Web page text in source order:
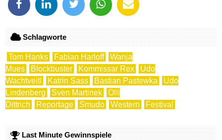
Schlagworte
Tom Hanks Fabian Harloff
Wanja
Mues
Blockbuster Kommissar Rex
Udo
Wachtveitl
Katrin Sass Bastian Pastewka
Udo
Lindenberg
Sven Martinek
Olli
Dittrich
Reportage Smudo Western Festival
Last Minute Gewinnspiele